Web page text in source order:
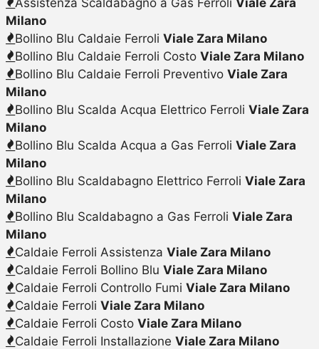
Milano
Bollino Blu Caldaie Ferroli Viale Zara Milano
Bollino Blu Caldaie Ferroli Costo Viale Zara Milano
Bollino Blu Caldaie Ferroli Preventivo Viale Zara
Milano
Bollino Blu Scalda Acqua Elettrico Ferroli Viale Zara
Milano
Bollino Blu Scalda Acqua a Gas Ferroli Viale Zara
Milano
Bollino Blu Scaldabagno Elettrico Ferroli Viale Zara
Milano
Bollino Blu Scaldabagno a Gas Ferroli Viale Zara
Milano
Caldaie Ferroli Assistenza Viale Zara Milano
Caldaie Ferroli Bollino Blu Viale Zara Milano
Caldaie Ferroli Controllo Fumi Viale Zara Milano
Caldaie Ferroli Viale Zara Milano
Caldaie Ferroli Costo Viale Zara Milano
Caldaie Ferroli Installazione Viale Zara Milano